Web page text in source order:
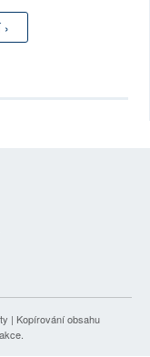
| Kopírování obsahu